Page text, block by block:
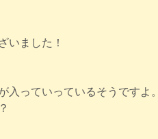
いました！
っていっているそうですよ。